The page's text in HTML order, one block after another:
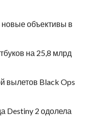
новые объективы в
на 25,8 млрд
вылетов Black Ops
Destiny 2 одолела